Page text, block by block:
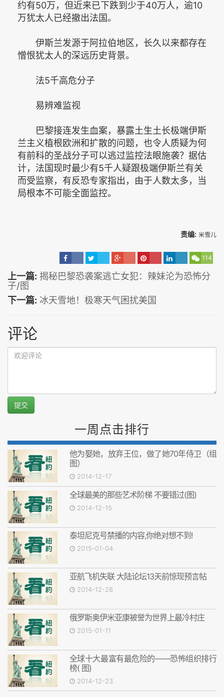
约有50万，但近来已下跌到少于40万人，逾10
万犹太人已经撤出法国。
伊斯兰发源于阿拉伯地区，长久以来都存在
憎恨犹太人的深远历史背景。
法5千高危分子
易辨难监视
巴黎接连发生血案，暴露土生土长极端伊斯
兰主义植根欧洲和扩散的问题，也令人质疑为何
有前科的圣战分子可以逃过监控法眼施袭？据估
计，法国现时最少有5千人疑跟极端伊斯兰有关
而受监察，有反恐专家指出，由于人数太多，当
局根本不可能全面监控。
责编: 米雪儿
114
上一篇: 揭秘巴黎恐袭案逃亡女犯：辣妹沦为恐怖分
子/图
下一篇: 冰天雪地！极寒天气困扰美国
评论
提交
一周点击排行
他为娶她，放弃王位，做了她70年侍卫（组
图）
2014-12-17
全球最美的那些艺术阶梯 不要错过(图)
2014-12-15
泰坦尼克号禁播的内容,你绝对想不到!
2015-01-04
亚航飞机失联 大陆论坛13天前惊现预言帖
2014-12-28
俄罗斯奥伊米亚康被誉为世界上最冷村庄
2015-01-11
全球十大最富有最危险的——恐怖组织排行
榜( 图)
2014-12-23